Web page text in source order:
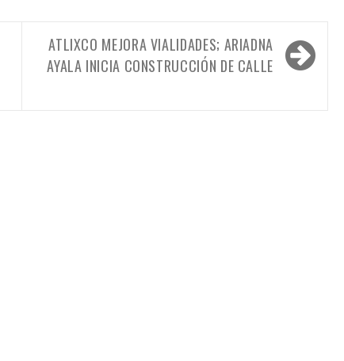
ATLIXCO MEJORA VIALIDADES; ARIADNA
AYALA INICIA CONSTRUCCIÓN DE CALLE